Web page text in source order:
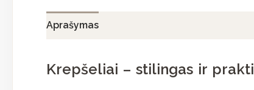
Aprašymas
Krepšeliai – stilingas ir